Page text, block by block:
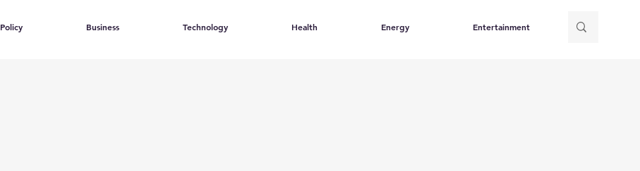
Policy Business Technology Health Energy Entertainment